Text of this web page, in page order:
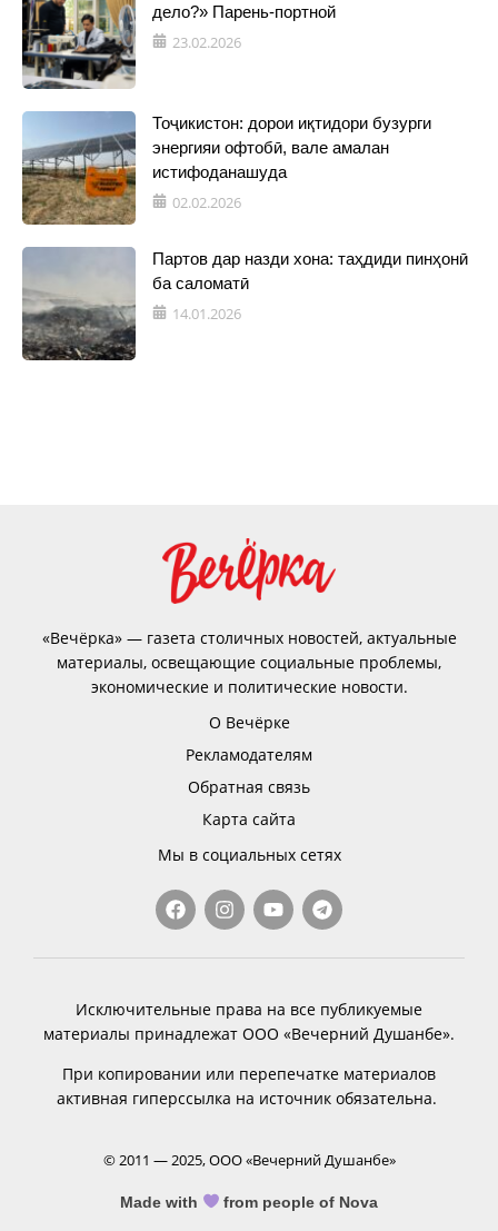
дело?» Парень-портной
23.02.2026
Тоҷикистон: дорои иқтидори бузурги
энергияи офтобӣ, вале амалан
истифоданашуда
02.02.2026
Партов дар назди хона: таҳдиди пинҳонӣ
ба саломатӣ
14.01.2026
«Вечёрка» — газета столичных новостей, актуальные
материалы, освещающие социальные проблемы,
экономические и политические новости.
О Вечёрке
Рекламодателям
Обратная связь
Карта сайта
Мы в социальных сетях
Исключительные права на все публикуемые
материалы принадлежат ООО «Вечерний Душанбе».
При копировании или перепечатке материалов
активная гиперссылка на источник обязательна.
© 2011 — 2025, ООО «Вечерний Душанбе»
Made with from people of Nova